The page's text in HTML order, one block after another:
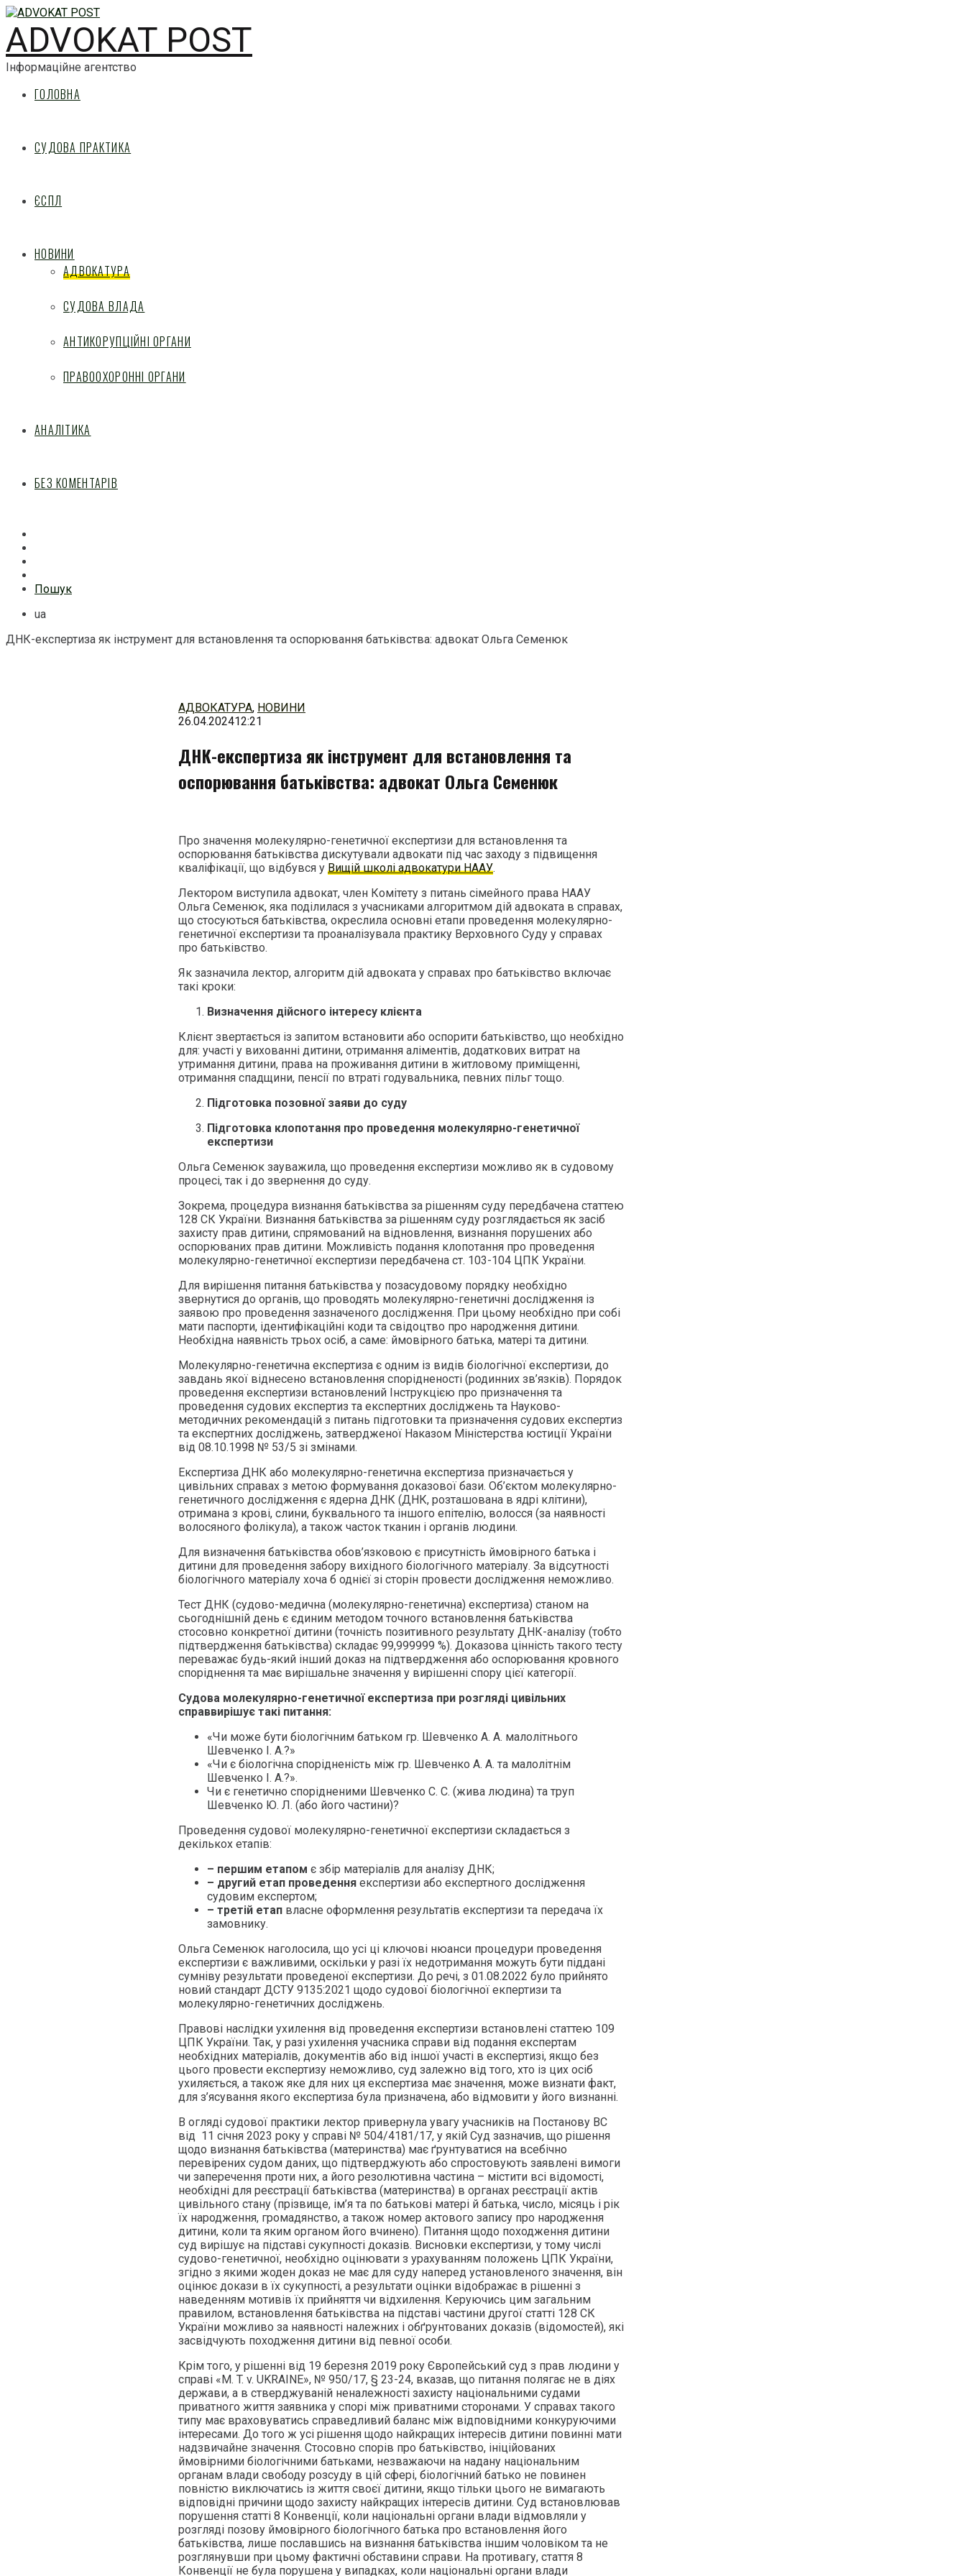
ADVOKAT POST
Інформаційне агентство
ГОЛОВНА
СУДОВА ПРАКТИКА
ЄСПЛ
НОВИНИ
АДВОКАТУРА
СУДОВА ВЛАДА
АНТИКОРУПЦІЙНІ ОРГАНИ
ПРАВООХОРОННІ ОРГАНИ
АНАЛІТИКА
БЕЗ КОМЕНТАРІВ
Пошук
ua
ДНК-експертиза як інструмент для встановлення та оспорювання батьківства: адвокат Ольга Семенюк
АДВОКАТУРА, НОВИНИ
26.04.202412:21
ДНК-експертиза як інструмент для встановлення та
оспорювання батьківства: адвокат Ольга Семенюк
Про значення молекулярно-генетичної експертизи для встановлення та
оспорювання батьківства дискутували адвокати під час заходу з підвищення
кваліфікації, що відбувся у Вищій школі адвокатури НААУ.
Лектором виступила адвокат, член Комітету з питань сімейного права НААУ
Ольга Семенюк, яка поділилася з учасниками алгоритмом дій адвоката в справах,
що стосуються батьківства, окреслила основні етапи проведення молекулярно-
генетичної експертизи та проаналізувала практику Верховного Суду у справах
про батьківство.
Як зазначила лектор, алгоритм дій адвоката у справах про батьківство включає
такі кроки:
Визначення дійсного інтересу клієнта
Клієнт звертається із запитом встановити або оспорити батьківство, що необхідно
для: участі у вихованні дитини, отримання аліментів, додаткових витрат на
утримання дитини, права на проживання дитини в житловому приміщенні,
отримання спадщини, пенсії по втраті годувальника, певних пільг тощо.
Підготовка позовної заяви до суду
Підготовка клопотання про проведення молекулярно-генетичної
експертизи
Ольга Семенюк зауважила, що проведення експертизи можливо як в судовому
процесі, так і до звернення до суду.
Зокрема, процедура визнання батьківства за рішенням суду передбачена статтею
128 СК України. Визнання батьківства за рішенням суду розглядається як засіб
захисту прав дитини, спрямований на відновлення, визнання порушених або
оспорюваних прав дитини. Можливість подання клопотання про проведення
молекулярно-генетичної експертизи передбачена ст. 103-104 ЦПК України.
Для вирішення питання батьківства у позасудовому порядку необхідно
звернутися до органів, що проводять молекулярно-генетичні дослідження із
заявою про проведення зазначеного дослідження. При цьому необхідно при собі
мати паспорти, ідентифікаційні коди та свідоцтво про народження дитини.
Необхідна наявність трьох осіб, а саме: ймовірного батька, матері та дитини.
Молекулярно-генетична експертиза є одним із видів біологічної експертизи, до
завдань якої віднесено встановлення спорідненості (родинних зв’язків). Порядок
проведення експертизи встановлений Інструкцією про призначення та
проведення судових експертиз та експертних досліджень та Науково-
методичних рекомендацій з питань підготовки та призначення судових експертиз
та експертних досліджень, затвердженої Наказом Міністерства юстиції України
від 08.10.1998 № 53/5 зі змінами.
Експертиза ДНК або молекулярно-генетична експертиза призначається у
цивільних справах з метою формування доказової бази. Об’єктом молекулярно-
генетичного дослідження є ядерна ДНК (ДНК, розташована в ядрі клітини),
отримана з крові, слини, буквального та іншого епітелію, волосся (за наявності
волосяного фолікула), а також часток тканин і органів людини.
Для визначення батьківства обов’язковою є присутність ймовірного батька і
дитини для проведення забору вихідного біологічного матеріалу. За відсутності
біологічного матеріалу хоча б однієї зі сторін провести дослідження неможливо.
Тест ДНК (судово-медична (молекулярно-генетична) експертиза) станом на
сьогоднішній день є єдиним методом точного встановлення батьківства
стосовно конкретної дитини (точність позитивного результату ДНК-аналізу (тобто
підтвердження батьківства) складає 99,999999 %). Доказова цінність такого тесту
переважає будь-який інший доказ на підтвердження або оспорювання кровного
споріднення та має вирішальне значення у вирішенні спору цієї категорії.
Судова молекулярно-генетичної експертиза при розгляді цивільних
справвирішує такі питання:
«Чи може бути біологічним батьком гр. Шевченко А. А. малолітнього
Шевченко І. А.?»
«Чи є біологічна спорідненість між гр. Шевченко А. А. та малолітнім
Шевченко І. А.?».
Чи є генетично спорідненими Шевченко С. С. (жива людина) та труп
Шевченко Ю. Л. (або його частини)?
Проведення судової молекулярно-генетичної експертизи складається з
декількох етапів:
– першим етапом є збір матеріалів для аналізу ДНК;
– другий етап проведення експертизи або експертного дослідження
судовим експертом;
– третій етап власне оформлення результатів експертизи та передача їх
замовнику.
Ольга Семенюк наголосила, що усі ці ключові нюанси процедури проведення
експертизи є важливими, оскільки у разі їх недотримання можуть бути піддані
сумніву результати проведеної експертизи. До речі, з 01.08.2022 було прийнято
новий стандарт ДСТУ 9135:2021 щодо судової біологічної екпертизи та
молекулярно-генетичних досліджень.
Правові наслідки ухилення від проведення експертизи встановлені статтею 109
ЦПК України. Так, у разі ухилення учасника справи від подання експертам
необхідних матеріалів, документів або від іншої участі в експертизі, якщо без
цього провести експертизу неможливо, суд залежно від того, хто із цих осіб
ухиляється, а також яке для них ця експертиза має значення, може визнати факт,
для з’ясування якого експертиза була призначена, або відмовити у його визнанні.
В огляді судової практики лектор привернула увагу учасників на Постанову ВС
від 11 січня 2023 року у справі № 504/4181/17, у якій Суд зазначив, що рішення
щодо визнання батьківства (материнства) має ґрунтуватися на всебічно
перевірених судом даних, що підтверджують або спростовують заявлені вимоги
чи заперечення проти них, а його резолютивна частина – містити всі відомості,
необхідні для реєстрації батьківства (материнства) в органах реєстрації актів
цивільного стану (прізвище, ім’я та по батькові матері й батька, число, місяць і рік
їх народження, громадянство, а також номер актового запису про народження
дитини, коли та яким органом його вчинено). Питання щодо походження дитини
суд вирішує на підставі сукупності доказів. Висновки експертизи, у тому числі
судово-генетичної, необхідно оцінювати з урахуванням положень ЦПК України,
згідно з якими жоден доказ не має для суду наперед установленого значення, він
оцінює докази в їх сукупності, а результати оцінки відображає в рішенні з
наведенням мотивів їх прийняття чи відхилення. Керуючись цим загальним
правилом, встановлення батьківства на підставі частини другої статті 128 СК
України можливо за наявності належних і обґрунтованих доказів (відомостей), які
засвідчують походження дитини від певної особи.
Крім того, у рішенні від 19 березня 2019 року Європейський суд з прав людини у
справі «M. T. v. UKRAINE», № 950/17, § 23-24, вказав, що питання полягає не в діях
держави, а в стверджуваній неналежності захисту національними судами
приватного життя заявника у спорі між приватними сторонами. У справах такого
типу має враховуватись справедливий баланс між відповідними конкуруючими
інтересами. До того ж усі рішення щодо найкращих інтересів дитини повинні мати
надзвичайне значення. Стосовно спорів про батьківство, ініційованих
ймовірними біологічними батьками, незважаючи на надану національним
органам влади свободу розсуду в цій сфері, біологічний батько не повинен
повністю виключатись із життя своєї дитини, якщо тільки цього не вимагають
відповідні причини щодо захисту найкращих інтересів дитини. Суд встановлював
порушення статті 8 Конвенції, коли національні органи влади відмовляли у
розгляді позову ймовірного біологічного батька про встановлення його
батьківства, лише пославшись на визнання батьківства іншим чоловіком та не
розглянувши при цьому фактичні обставини справи. На противагу, стаття 8
Конвенції не була порушена у випадках, коли національні органи влади